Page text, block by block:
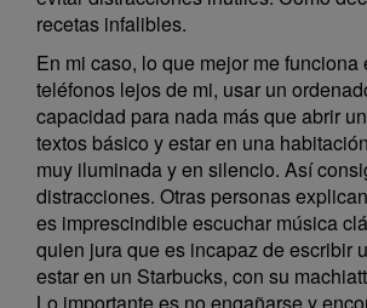
recetas infalibles.
En mi caso, lo que mejor me funciona
teléfonos lejos de mi, usar un
capacidad para nada más que abrir
textos básico y estar en una
muy iluminada y en silencio. Así
distracciones. Otras personas
es imprescindible escuchar música
quien jura que es incapaz de escribir
estar en un Starbucks, con su